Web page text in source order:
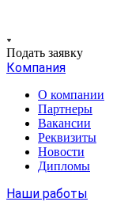
Подать заявку
Компания
О компании
Партнеры
Вакансии
Реквизиты
Новости
Дипломы
Наши работы